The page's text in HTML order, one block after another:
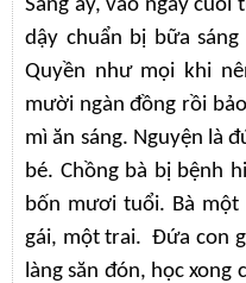
Sáng ấy, vào ngày cuối
dậy chuẩn bị bữa
Quyền như mọi khi
mười ngàn đồng rồi
mì ăn sáng. Nguyện là
bé. Chồng bà bị bệnh
bốn mươi tuổi. Bà
gái, một trai. Đứa con
làng săn đón, học xong